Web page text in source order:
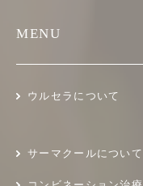
MENU
ウルセラについて
サーマクールについて